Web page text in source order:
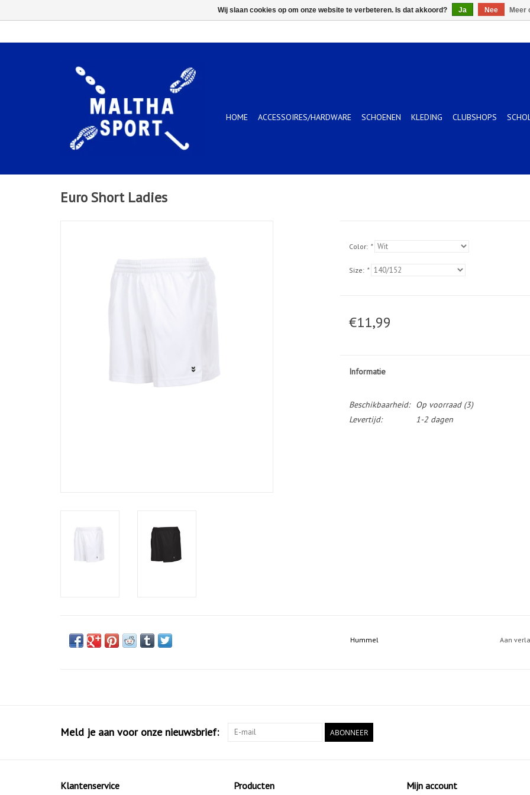
HOME ACCESSOIRES/HARDWARE SCHOENEN KLEDING CLUBSHOPS
Euro Short Ladies
Color: *
Size: *
€11,99
Informatie
Beschikbaarheid: Op voorraad(3)
Levertijd:
1-2 dagen
Hummel Aan
Meld je aan voor onze nieuwsbrief: ABONNEER
Klantenservice Producten Mijn account
Wij slaan cookies op om onze website te verbeteren. Is dat akkoord? Ja Nee Meer